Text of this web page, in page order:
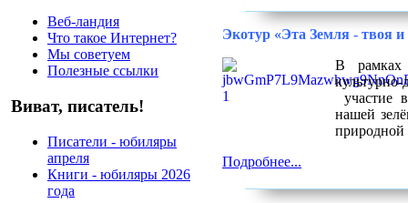
Веб-ландия
Что такое Интернет?
Мы советуем
Полезные ссылки
Виват, писатель!
Писатели - юбиляры
апреля
Книги - юбиляры 2026
года
Экотур «Эта Земля - твоя
В рамках
участие
нашей
природной
Подробнее...